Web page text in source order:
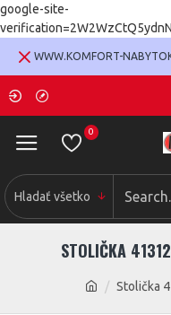
google-site-
WWW.KOMFORT-
0
Hladať všetko
Stolička
STOLIČKA